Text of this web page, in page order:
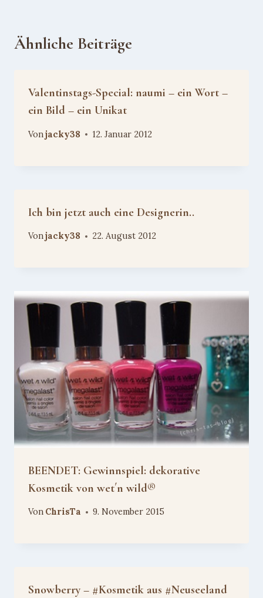
Ähnliche Beiträge
Valentinstags-Special: naumi – ein Wort –
ein Bild – ein Unikat
Vonjacky38 12. Januar 2012
Ich bin jetzt auch eine Designerin..
Vonjacky38 22. August 2012
BEENDET: Gewinnspiel: dekorative
Kosmetik von wet´n wild®
Von ChrisTa 9. November 2015
Snowberry – #Kosmetik aus #Neuseeland